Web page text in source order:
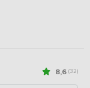
8,6 (32)